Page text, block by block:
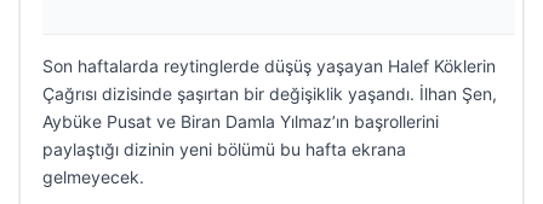
Son haftalarda reytinglerde düşüş yaşayan Halef Köklerin
Çağrısı dizisinde şaşırtan bir değişiklik yaşandı. İlhan Şen,
Aybüke Pusat ve Biran Damla Yılmaz’ın başrollerini
paylaştığı dizinin yeni bölümü bu hafta ekrana
gelmeyecek.